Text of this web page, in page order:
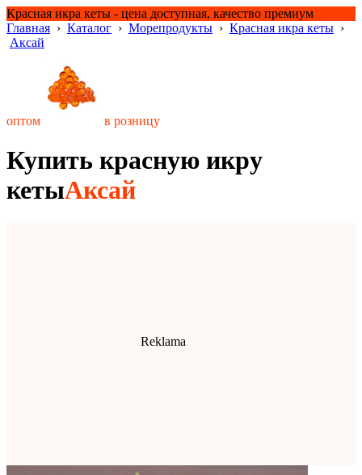
Красная икра кеты - цена доступная, качество премиум
Главная › Каталог › Морепродукты › Красная икра кеты ›
Аксай
оптом в розницу
Купить красную икру
кетыАксай